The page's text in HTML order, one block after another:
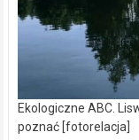
Ekologiczne ABC.
poznać [fotorelacja]